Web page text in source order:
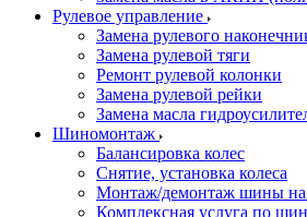
Рулевое управление
Замена рулевого
Замена рулевой тяги
Ремонт рулевой колонки
Замена рулевой рейки
Замена масла
Шиномонтаж
Балансировка колес
Снятие, установка колеса
Монтаж/демонтаж шины на
Комплексная услуга по